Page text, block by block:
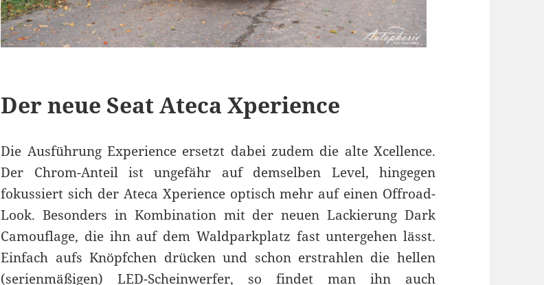
Der neue Seat Ateca Xperience
Die Ausführung Experience ersetzt dabei zudem die alte Xcellence.
Der Chrom-Anteil ist ungefähr auf demselben Level, hingegen
fokussiert sich der Ateca Xperience optisch mehr auf einen Offroad-
Look. Besonders in Kombination mit der neuen Lackierung Dark
Camouflage, die ihn auf dem Waldparkplatz fast untergehen lässt.
Einfach aufs Knöpfchen drücken und schon erstrahlen die hellen
(serienmäßigen) LED-Scheinwerfer, so findet man ihn auch